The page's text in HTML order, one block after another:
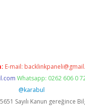
E-mail:
Whatsapp: 0262 606 0
@karabul
Sayılı Kanun gereğince